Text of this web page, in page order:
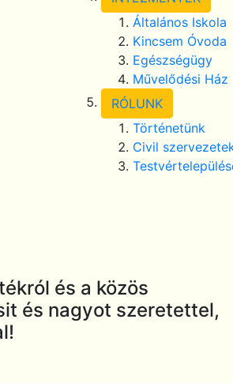
Általános Iskola
Kincsem Óvoda
Egészségügy
Művelődési Ház
RÓLUNK
Történetünk
Civil
és a közös
és nagyot szeretettel,